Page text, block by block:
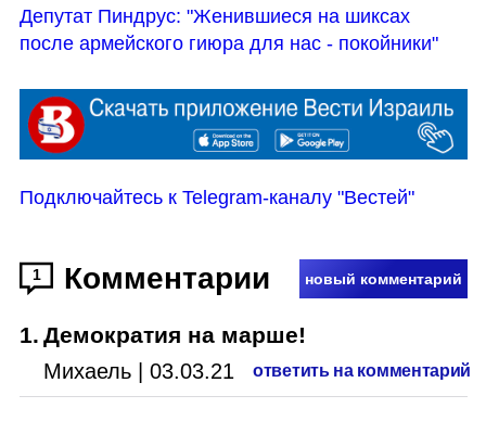
Депутат Пиндрус: "Женившиеся на шиксах
после армейского гиюра для нас - покойники"
Подключайтесь к Telegram-каналу "Вестей"
1 Комментарии новый комментарий
1. Демократия на марше!
Михаель 03.03.21 ответить на комментарий